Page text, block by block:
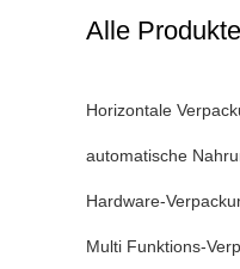
Alle Produkte
Horizontale
automatische
Hardware-
Multi Funktions-